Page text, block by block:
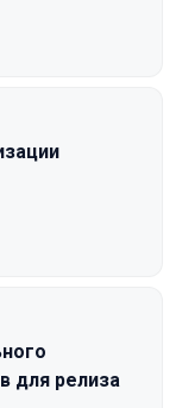
для релиза